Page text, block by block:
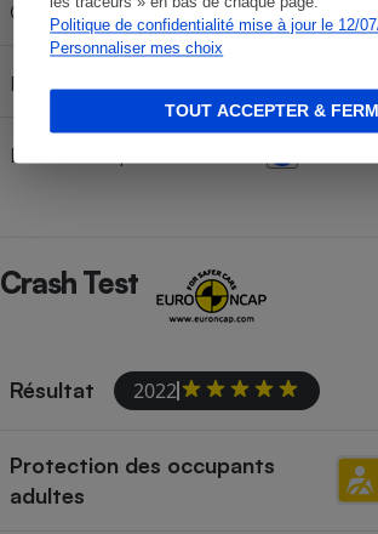
Politique de confidentialité mise à jour le 12/
Personnaliser mes choix
TOUT ACCEPTER &
Charge d'appui vertical
Poids remorquable freiné
Poids remorquable non freiné
Crash Test
Résultat 2022
Protection des occupants
adultes